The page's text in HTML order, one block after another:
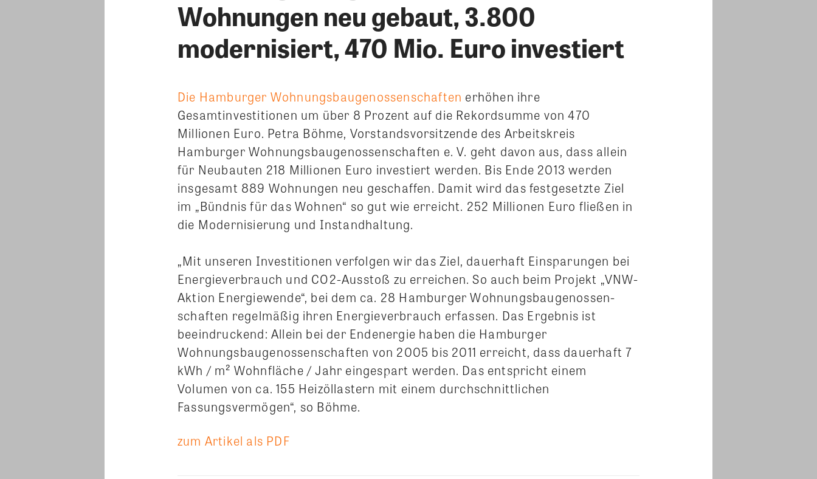
Wohnungen neu gebaut, 3.800
modernisiert, 470 Mio. Euro investiert
Die Hamburger Wohnungsbaugenossenschaften erhöhen ihre
Gesamtinvestitionen um über 8 Prozent auf die Rekordsumme von 470
Millionen Euro. Petra Böhme, Vorstandsvorsitzende des Arbeitskreis
Hamburger Wohnungsbaugenossenschaften e. V. geht davon aus, dass allein
für Neubauten 218 Millionen Euro investiert werden. Bis Ende 2013 werden
insgesamt 889 Wohnungen neu geschaffen. Damit wird das festgesetzte Ziel
im „Bündnis für das Wohnen“ so gut wie erreicht. 252 Millionen Euro fließen in
die Modernisierung und Instandhaltung.
„Mit unseren Investitionen verfolgen wir das Ziel, dauerhaft Einsparungen bei
Energieverbrauch und CO2-Ausstoß zu erreichen. So auch beim Projekt „VNW-
Aktion Energiewende“, bei dem ca. 28 Hamburger Wohnungsbaugenossen-
schaften regelmäßig ihren Energieverbrauch erfassen. Das Ergebnis ist
beeindruckend: Allein bei der Endenergie haben die Hamburger
Wohnungsbaugenossenschaften von 2005 bis 2011 erreicht, dass dauerhaft 7
kWh / m² Wohnfläche / Jahr eingespart werden. Das entspricht einem
Volumen von ca. 155 Heizöllastern mit einem durchschnittlichen
Fassungsvermögen“, so Böhme.
zum Artikel als PDF